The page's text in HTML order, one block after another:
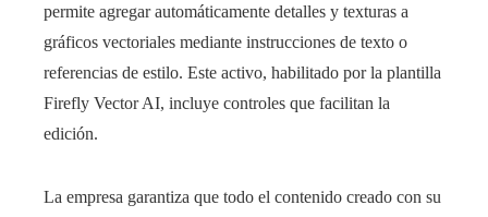
permite agregar automáticamente detalles y texturas a
gráficos vectoriales mediante instrucciones de texto o
referencias de estilo. Este activo, habilitado por la plantilla
Firefly Vector AI, incluye controles que facilitan la
edición.
La empresa garantiza que todo el contenido creado con su